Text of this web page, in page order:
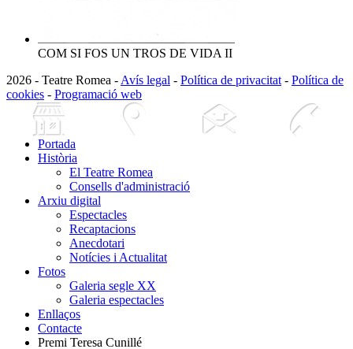
COM SI FOS UN TROS DE VIDA II
2026 - Teatre Romea - Avís legal - Política de privacitat - Política de
cookies - Programació web
Portada
Història
El Teatre Romea
Consells d'administració
Arxiu digital
Espectacles
Recaptacions
Anecdotari
Notícies i Actualitat
Fotos
Galeria segle XX
Galeria espectacles
Enllaços
Contacte
Premi Teresa Cunillé